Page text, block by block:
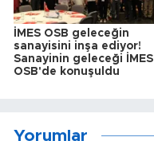
İMES OSB geleceğin
sanayisini inşa ediyor!
Sanayinin geleceği İMES
OSB'de konuşuldu
Yorumlar